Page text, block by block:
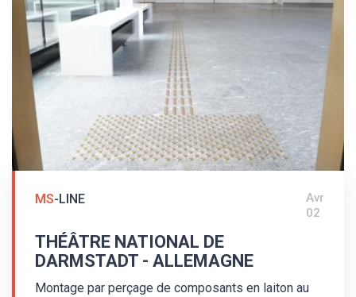
DIN 32984 - Composants au sol des espaces
publics.
MS-LINE
Avr
02
THÉÂTRE NATIONAL DE
DARMSTADT - ALLEMAGNE
Montage par perçage de composants en laiton au